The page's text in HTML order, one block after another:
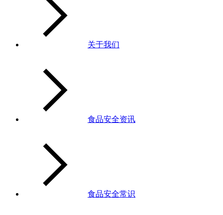
关于我们
食品安全资讯
食品安全常识